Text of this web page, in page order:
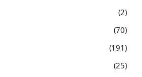
2
70
191
25